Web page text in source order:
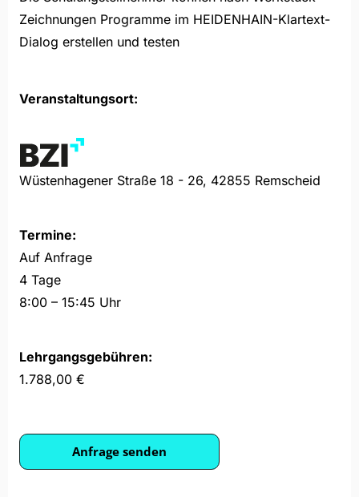
Zeichnungen Programme im HEIDENHAIN-Klartext-
Dialog erstellen und testen
Veranstaltungsort:
Wüstenhagener Straße 18 - 26, 42855 Remscheid
Termine:
Auf Anfrage
4 Tage
8:00 – 15:45 Uhr
Lehrgangsgebühren:
1.788,00 €
Anfrage senden